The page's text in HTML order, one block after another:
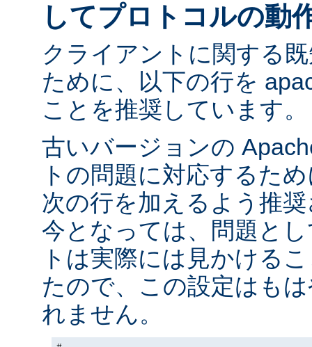
してプロトコルの動
クライアントに関する
ために、以下の行を
ことを推奨しています。
古いバージョンの
トの問題に対応するた
次の行を加えるよう推
今となっては、問題と
トは実際には見かける
たので、この設定はも
れません。